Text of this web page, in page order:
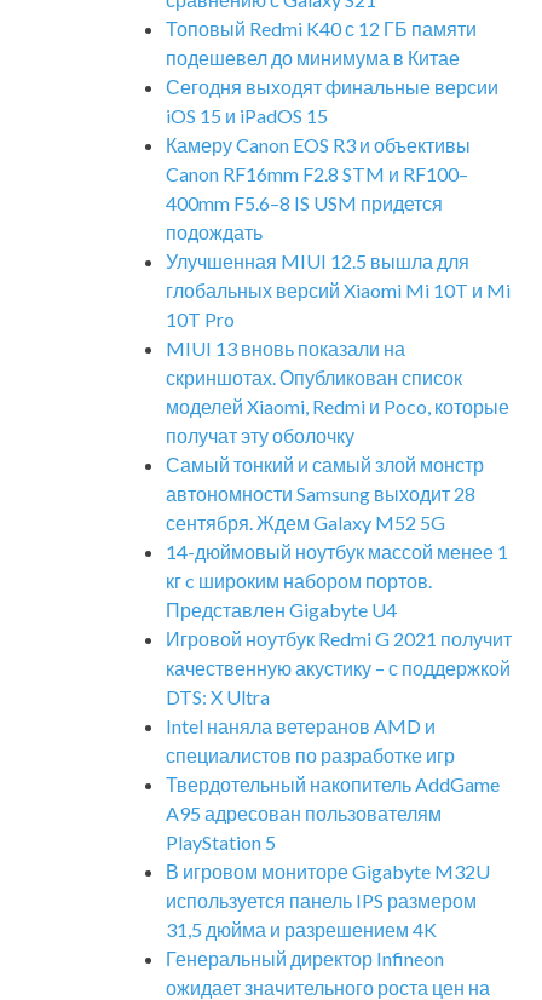
Топовый Redmi K40 с 12 ГБ памяти
подешевел до минимума в Китае
Сегодня выходят финальные версии
iOS 15 и iPadOS 15
Камеру Canon EOS R3 и объективы
Canon RF16mm F2.8 STM и RF100–
400mm F5.6–8 IS USM придется
подождать
Улучшенная MIUI 12.5 вышла для
глобальных версий Xiaomi Mi 10T и Mi
10T Pro
MIUI 13 вновь показали на
скриншотах. Опубликован список
моделей Xiaomi, Redmi и Poco, которые
получат эту оболочку
Самый тонкий и самый злой монстр
автономности Samsung выходит 28
сентября. Ждем Galaxy M52 5G
14-дюймовый ноутбук массой менее 1
кг c широким набором портов.
Представлен Gigabyte U4
Игровой ноутбук Redmi G 2021 получит
качественную акустику – с поддержкой
DTS: X Ultra
Intel наняла ветеранов AMD и
специалистов по разработке игр
Твердотельный накопитель AddGame
A95 адресован пользователям
PlayStation 5
В игровом мониторе Gigabyte M32U
используется панель IPS размером
31,5 дюйма и разрешением 4K
Генеральный директор Infineon
ожидает значительного роста цен на